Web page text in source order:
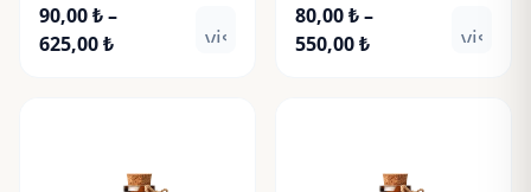
90,00₺–
625,00₺Fiyat
visibility
80,00₺–
550,00₺Fiyat